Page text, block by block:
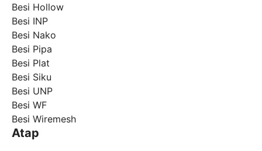
Besi Hollow
Besi INP
Besi Nako
Besi Pipa
Besi Plat
Besi Siku
Besi UNP
Besi WF
Besi Wiremesh
Atap